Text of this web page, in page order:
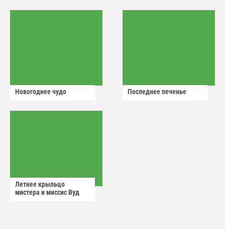
Новогоднее чудо Последнее печенье
Летнее крыльцо
мистера и миссис Вуд